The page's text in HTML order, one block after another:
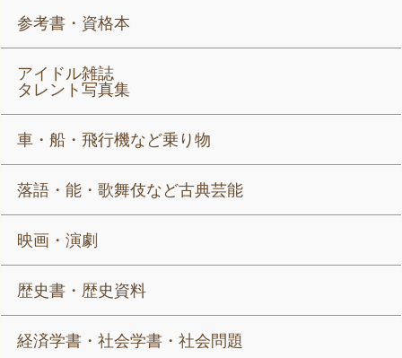
参考書・資格本
アイドル雑誌
タレント写真集
車・船・飛行機など乗り物
落語・能・歌舞伎など古典芸能
映画・演劇
歴史書・歴史資料
経済学書・社会学書・社会問題